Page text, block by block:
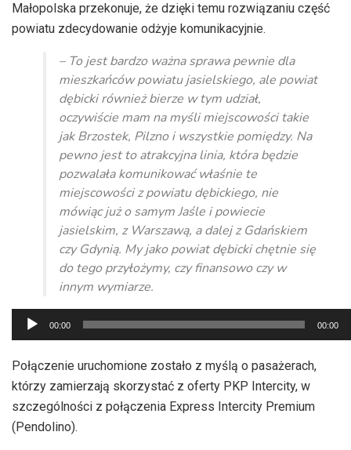
Małopolska przekonuje, że dzięki temu rozwiązaniu część
powiatu zdecydowanie odżyje komunikacyjnie.
– To jest bardzo ważna sprawa pewnie dla
mieszkańców powiatu jasielskiego, ale powiat
dębicki również bierze w tym udział,
oczywiście mam na myśli miejscowości takie
jak Brzostek, Pilzno i wszystkie pomiędzy. Na
pewno jest to atrakcyjna linia, która będzie
pozwalała komunikować właśnie te
miejscowości z powiatu dębickiego, nie
mówiąc już o samym Jaśle i powiecie
jasielskim, z Warszawą, a dalej z Gdańskiem
czy Gdynią. My jako powiat dębicki chętnie się
do tego przyłożymy, czy finansowo czy w
innym wymiarze.
Odtwarzacz
plików
dźwiękowych
00:00 00:00
Połączenie uruchomione zostało z myślą o pasażerach,
którzy zamierzają skorzystać z oferty PKP Intercity, w
szczególności z połączenia Express Intercity Premium
(Pendolino).